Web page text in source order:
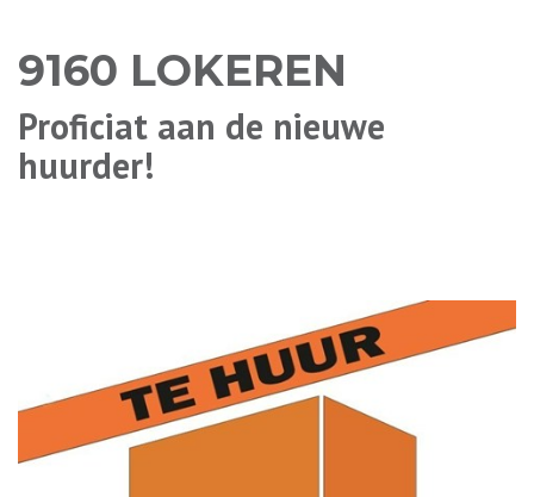
9160 LOKEREN
Proficiat aan de nieuwe
huurder!